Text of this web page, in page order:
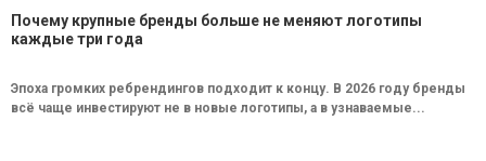
Почему крупные бренды больше не меняют логотипы
каждые три года
Эпоха громких ребрендингов подходит к концу. В 2026 году бренды
всё чаще инвестируют не в новые логотипы, а в узнаваемые...